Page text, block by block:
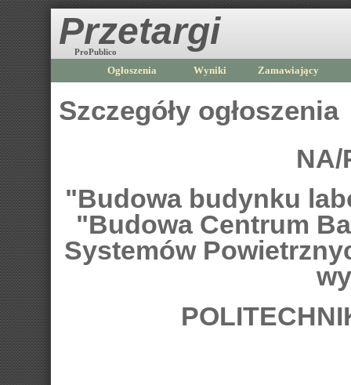
Przetargi
ProPublico
Ogłoszenia Wyniki Zamawiający
Szczegóły ogłoszenia
NA/
"Budowa budynku
"Budowa Centrum
Systemów